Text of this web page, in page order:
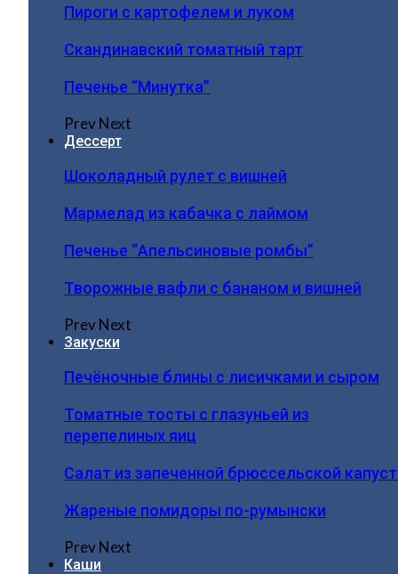
Пироги c картофелем и луком
Скандинавский томатный тарт
Печенье “Минутка”
PrevNext
Дессерт
Шоколадный рулет с вишней
Мармелад из кабачка с лаймом
Печенье “Апельсиновые ромбы”
Творожные вафли с бананом и вишней
PrevNext
Закуски
Печёночные блины с лисичками и сыром
Томатные тосты с глазуньей из
перепелиных яиц
Салат из запеченной брюссельской
Жареные помидоры по-румынски
PrevNext
Каши